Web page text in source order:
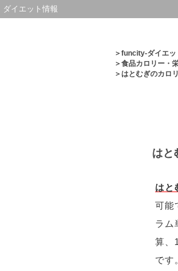
ダイエット情報
＞funcity-ダイエッ
＞食品カロリー・
＞はとむぎのカロ
はと
はと
可能
ラム
算、
です